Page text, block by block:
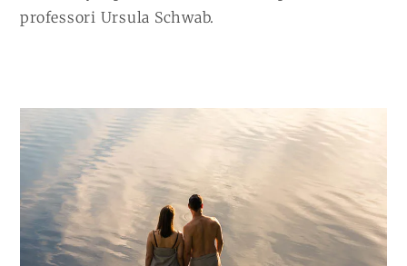
professori Ursula Schwab.